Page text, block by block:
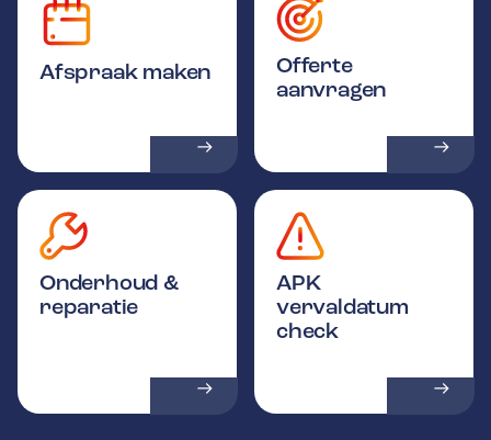
Afspraak maken
Offerte
aanvragen
Onderhoud &
reparatie
APK
vervaldatum
check